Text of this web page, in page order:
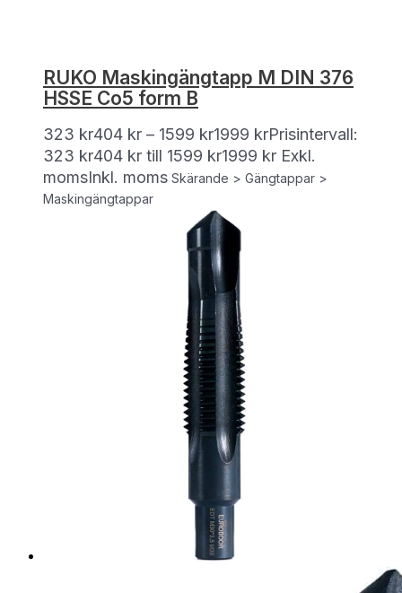
RUKO Maskingängtapp M DIN 376
HSSE Co5 form B
323 kr404 kr – 1599 kr1999 krPrisintervall:
323 kr404 kr till 1599 kr1999 kr Exkl.
momsInkl. moms Skärande > Gängtappar >
Maskingängtappar